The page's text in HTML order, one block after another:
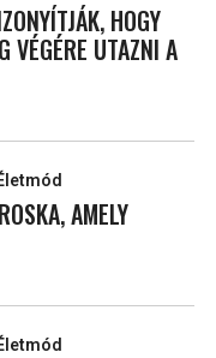
HOGY
VÉGÉRE UTAZNI A
AMELY